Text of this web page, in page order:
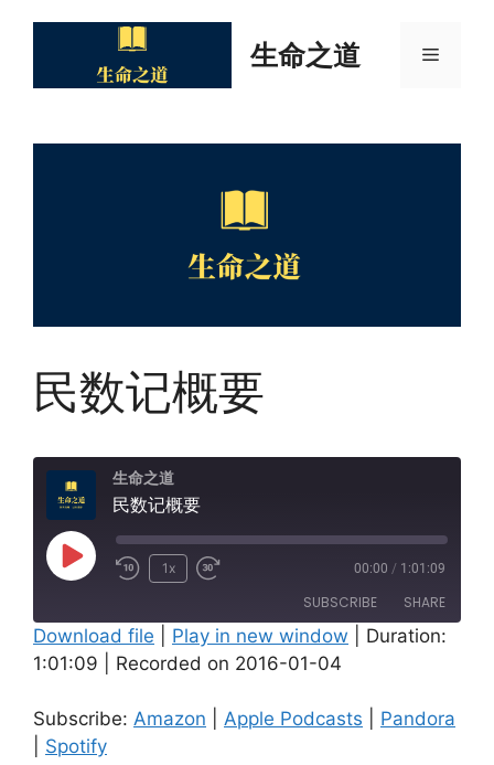
生命之道 Menu
民数记概要
生命之道
民数记概要
Play
1x 00:00 / 1:01:09
SUBSCRIBE SHARE
Amazon Apple Podcasts
RSS FEED
SHARE
LINK
EMBED
Download file Play in new window
Duration:
1:01:09
Recorded on 2016-01-04
Subscribe: Amazon Apple Podcasts
Pandora
Spotify